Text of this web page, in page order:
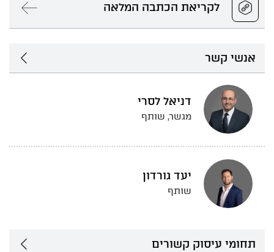
לקריאת הכתבה המלאה
אנשי קשר
דניאל לסרי
מגשר, שותף
יעד גורדון
שותף
תחומי עיסוק קשורים